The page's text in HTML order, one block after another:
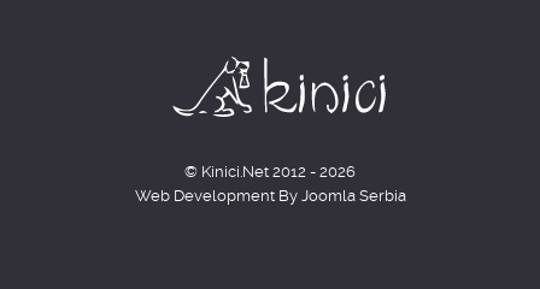
© Kinici.Net 2012 - 2026
Web Development By Joomla Serbia